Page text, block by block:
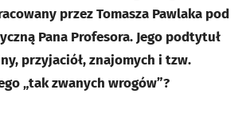
przez Tomasza Pawlaka pod
Pana Profesora. Jego podtytuł
przyjaciół, znajomych i tzw.
„tak zwanych wrogów”?